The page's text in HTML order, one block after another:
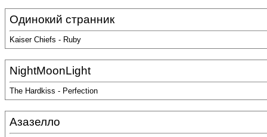
Одинокий странник
Kaiser Chiefs - Ruby
NightMoonLight
The Hardkiss - Perfection
Азазелло